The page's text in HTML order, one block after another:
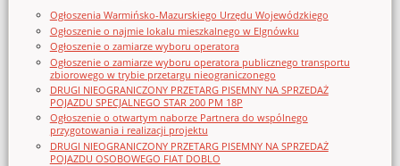
Ogłoszenia Warmińsko-Mazurskiego Urzędu Wojewódzkiego
Ogłoszenie o najmie lokalu mieszkalnego w Elgnówku
Ogłoszenie o zamiarze wyboru operatora
Ogłoszenie o zamiarze wyboru operatora publicznego transportu
zbiorowego w trybie przetargu nieograniczonego
DRUGI NIEOGRANICZONY PRZETARG PISEMNY NA SPRZEDAŻ
POJAZDU SPECJALNEGO STAR 200 PM 18P
Ogłoszenie o otwartym naborze Partnera do wspólnego
przygotowania i realizacji projektu
DRUGI NIEOGRANICZONY PRZETARG PISEMNY NA SPRZEDAŻ
POJAZDU OSOBOWEGO FIAT DOBLO